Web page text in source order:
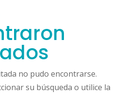
no pudo encontrarse.
su búsqueda o utilice la